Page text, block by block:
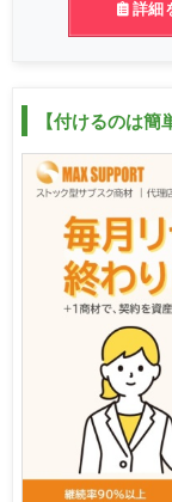
詳細
【付けるのは簡